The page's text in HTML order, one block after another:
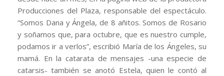
Producciones del Plaza, responsable del espectáculo.
“Somos Dana y Ángela, de 8 añitos. Somos de Rosario
y soñamos que, para octubre, que es nuestro cumple,
podamos ir a verlos”, escribió María de los Ángeles, su
mamá. En la catarata de mensajes -una especie de
catarsis- también se anotó Estela, quien le contó al